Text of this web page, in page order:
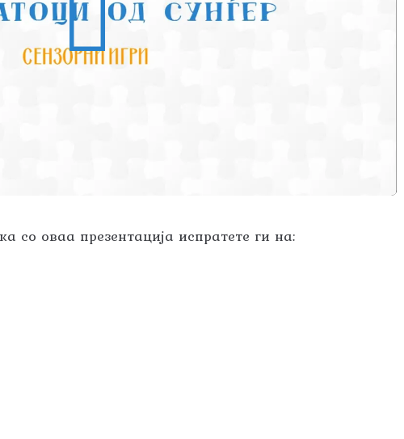
со оваа презентација испратете ги на: